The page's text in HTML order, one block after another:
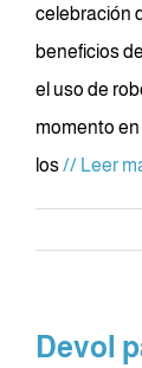
celebración
beneficios
el uso de
momento
los// Leer
Devol